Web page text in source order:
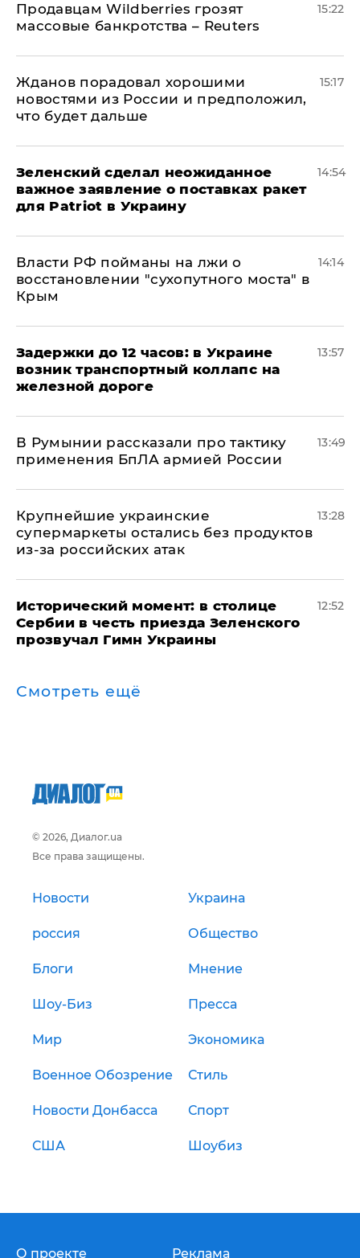
Продавцам Wildberries грозят
массовые банкротства – Reuters
15:22
Жданов порадовал хорошими
новостями из России и предположил,
что будет дальше
15:17
Зеленский сделал неожиданное
важное заявление о поставках ракет
для Patriot в Украину
14:54
Власти РФ пойманы на лжи о
восстановлении "сухопутного моста" в
Крым
14:14
Задержки до 12 часов: в Украине
возник транспортный коллапс на
железной дороге
13:57
В Румынии рассказали про тактику
применения БпЛА армией России
13:49
Крупнейшие украинские
супермаркеты остались без продуктов
из-за российских атак
13:28
Исторический момент: в столице
Сербии в честь приезда Зеленского
прозвучал Гимн Украины
12:52
Смотреть ещё
© 2026, Диалог.ua
Все права защищены.
Новости Украина
россия Общество
Блоги Мнение
Шоу-Биз Пресса
Мир Экономика
Военное Обозрение Стиль
Новости Донбасса Спорт
США Шоубиз
О проекте Реклама